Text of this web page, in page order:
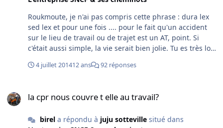
Roukmoute, je n'ai pas compris cette phrase : dura lex
sed lex et pour une fois .... pour le fait qu'un accident
sur le lieu de travail ou de trajet est un AT, point. Si
c'était aussi simple, la vie serait bien jolie. Tu es très loin
je pense connaitre le sujet depuis prés de 8 ans. Je ne
sédentaire, c'est uniquement la vrai vie. Compte rendu
plaisir à lire, mais on est pas chez les bisounours ;-). je
4 juillet 201412 ans 92 réponses
la cpr nous couvre t elle au travail?
birela répondu à juju sottevillesitué dans